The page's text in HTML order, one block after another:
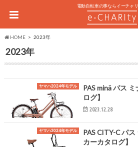
電動自転車の事ならイーチャ
HOME 2023年
2023年
ヤマハ2024年モデル
PAS minä パス
ログ】
2023.12.28
ヤマハ2024年モデル
PAS CITY-C パ
カーカタログ】